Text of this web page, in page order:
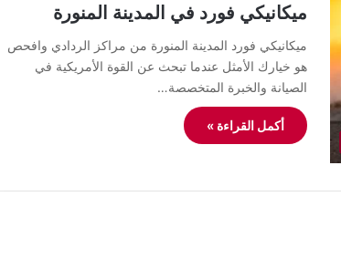
ميكانيكي فورد في المدينة المنورة
ميكانيكي فورد المدينة المنورة من مراكز الردادي وافحص
هو خيارك الأمثل عندما تبحث عن القوة الأمريكية في
الصيانة والخبرة المتخصصة…
أكمل القراءة »